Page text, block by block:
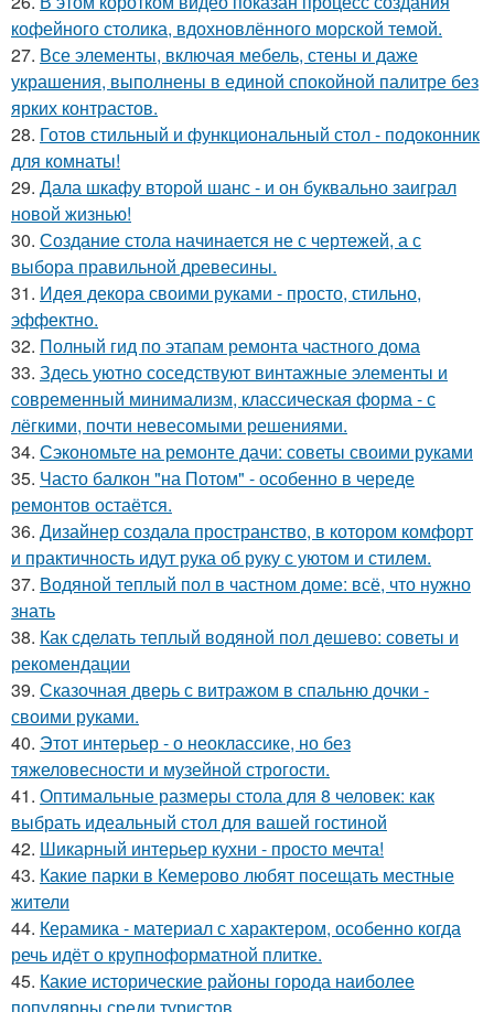
кофейного столика, вдохновлённого морской темой.
27. Все элементы, включая мебель, стены и даже
украшения, выполнены в единой спокойной палитре без
ярких контрастов.
28. Готов стильный и функциональный стол - подоконник
для комнаты!
29. Дала шкафу второй шанс - и он буквально заиграл
новой жизнью!
30. Создание стола начинается не с чертежей, а с
выбора правильной древесины.
31. Идея декора своими руками - просто, стильно,
эффектно.
32. Полный гид по этапам ремонта частного дома
33. Здесь уютно соседствуют винтажные элементы и
современный минимализм, классическая форма - с
лёгкими, почти невесомыми решениями.
34. Сэкономьте на ремонте дачи: советы своими руками
35. Часто балкон "на Потом" - особенно в череде
ремонтов остаётся.
36. Дизайнер создала пространство, в котором комфорт
и практичность идут рука об руку с уютом и стилем.
37. Водяной теплый пол в частном доме: всё, что нужно
знать
38. Как сделать теплый водяной пол дешево: советы и
рекомендации
39. Сказочная дверь с витражом в спальню дочки -
своими руками.
40. Этот интерьер - о неоклассике, но без
тяжеловесности и музейной строгости.
41. Оптимальные размеры стола для 8 человек: как
выбрать идеальный стол для вашей гостиной
42. Шикарный интерьер кухни - просто мечта!
43. Какие парки в Кемерово любят посещать местные
жители
44. Керамика - материал с характером, особенно когда
речь идёт о крупноформатной плитке.
45. Какие исторические районы города наиболее
популярны среди туристов